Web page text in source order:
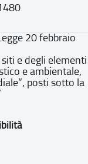
20 febbraio
e degli elementi
e ambientale,
posti sotto la